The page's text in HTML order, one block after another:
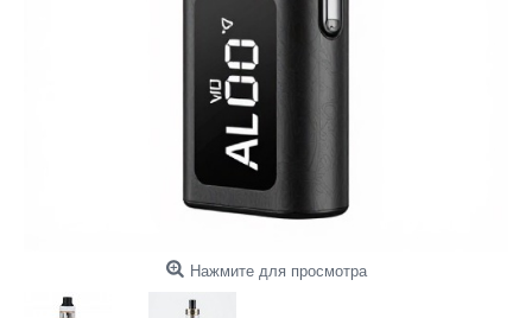
Нажмите для просмотра